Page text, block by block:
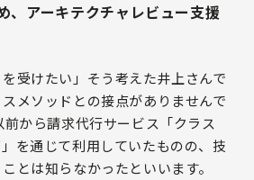
、アーキテクチャレビュー支援
を受けたい」そう考えた井上さんで
メソッドとの接点がありませんで
前から請求代行サービス「クラス
を通じて利用していたものの、技
とは知らなかったといいます。